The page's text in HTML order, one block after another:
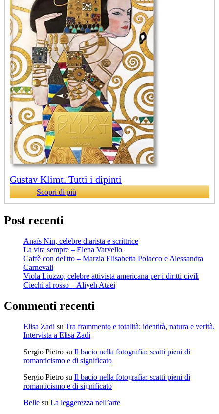
Gustav Klimt. Tutti i dipinti
Scopri di più
Post recenti
Anaïs Nin, celebre diarista e scrittrice
La vita sempre – Elena Varvello
Caffè con delitto – Marzia Elisabetta Polacco e Alessandra
Carnevali
Viola Liuzzo, celebre attivista americana per i diritti civili
Ciechi al rosso – Aliyeh Ataei
Commenti recenti
Elisa Zadi su Tra frammento e totalità: identità, natura e verità.
Intervista a Elisa Zadi
Sergio Pietro su Il bacio nella fotografia: scatti pieni di
romanticismo e di significato
Sergio Pietro su Il bacio nella fotografia: scatti pieni di
romanticismo e di significato
Belle su La leggerezza nell’arte